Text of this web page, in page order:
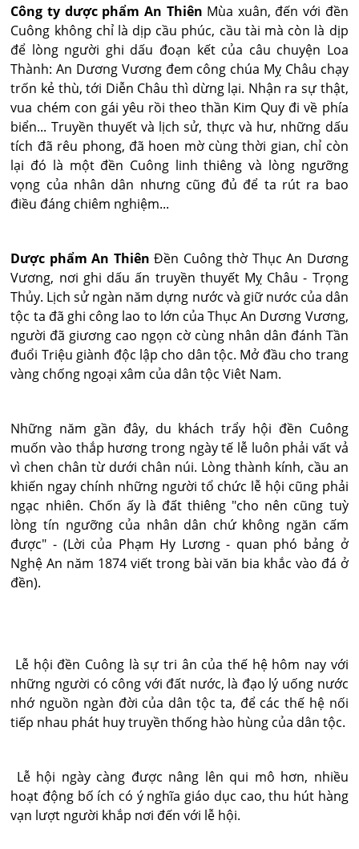
Công ty dược phẩm An Thiên Mùa xuân, đến với đền
Cuông không chỉ là dịp cầu phúc, cầu tài mà còn là dịp
để lòng người ghi dấu đoạn kết của câu chuyện Loa
Thành: An Dương Vương đem công chúa Mỵ Châu chạy
trốn kẻ thù, tới Diễn Châu thì dừng lại. Nhận ra sự thật,
vua chém con gái yêu rồi theo thần Kim Quy đi về phía
biển... Truyền thuyết và lịch sử, thực và hư, những dấu
tích đã rêu phong, đã hoen mờ cùng thời gian, chỉ còn
lại đó là một đền Cuông linh thiêng và lòng ngưỡng
vọng của nhân dân nhưng cũng đủ để ta rút ra bao
điều đáng chiêm nghiệm...
Dược phẩm An ThiênĐền Cuông thờ Thục An Dương
Vương, nơi ghi dấu ấn truyền thuyết Mỵ Châu - Trọng
Thủy. Lịch sử ngàn năm dựng nước và giữ nước của dân
tộc ta đã ghi công lao to lớn của Thục An Dương Vương,
người đã giương cao ngọn cờ cùng nhân dân đánh Tần
đuổi Triệu giành độc lập cho dân tộc. Mở đầu cho trang
vàng chống ngoại xâm của dân tộc Viêt Nam.
Những năm gần đây, du khách trẩy hội đền Cuông
muốn vào thắp hương trong ngày tế lễ luôn phải vất vả
vì chen chân từ dưới chân núi. Lòng thành kính, cầu an
khiến ngay chính những người tổ chức lễ hội cũng phải
ngạc nhiên. Chốn ấy là đất thiêng "cho nên cũng tuỳ
lòng tín ngưỡng của nhân dân chứ không ngăn cấm
được" - (Lời của Phạm Hy Lương - quan phó bảng ở
Nghệ An năm 1874 viết trong bài văn bia khắc vào đá ở
đền).
Lễ hội đền Cuông là sự tri ân của thế hệ hôm nay với
những người có công với đất nước, là đạo lý uống nước
nhớ nguồn ngàn đời của dân tộc ta, để các thế hệ nối
tiếp nhau phát huy truyền thống hào hùng của dân tộc.
Lễ hội ngày càng được nâng lên qui mô hơn, nhiều
hoạt động bố ích có ý nghĩa giáo dục cao, thu hút hàng
vạn lượt người khắp nơi đến với lễ hội.